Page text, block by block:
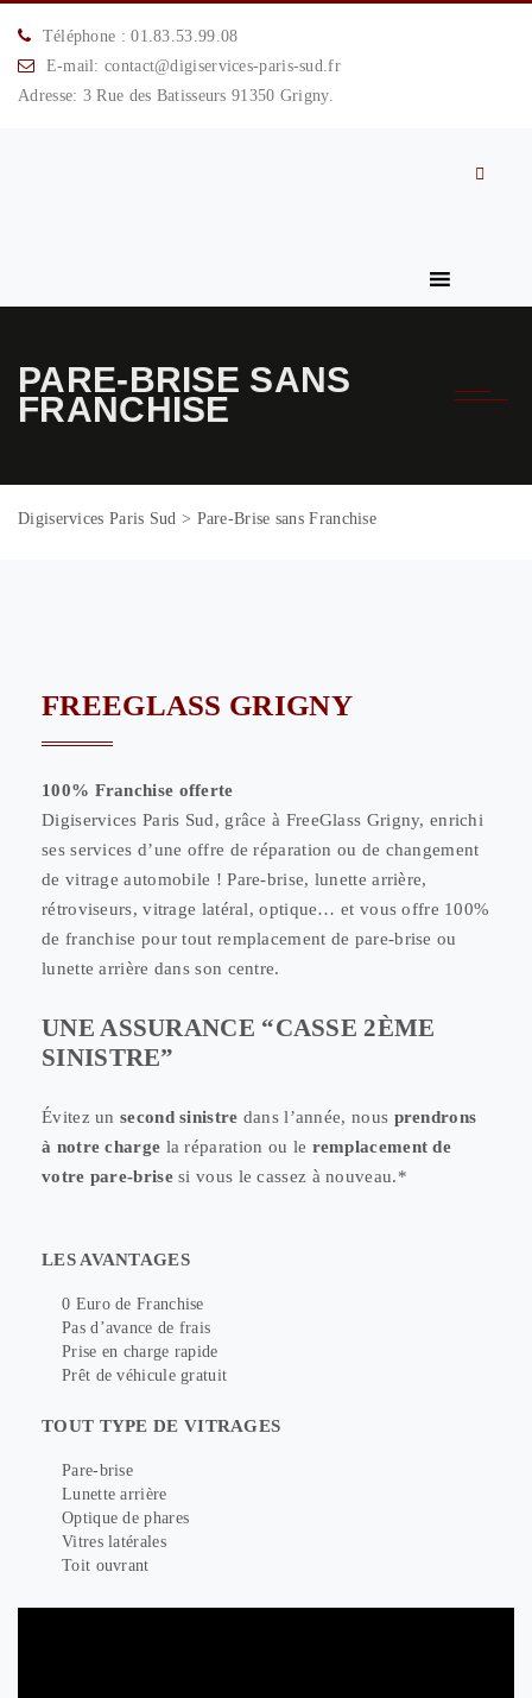
Téléphone : 01.83.53.99.08
E-mail: contact@digiservices-paris-sud.fr
Adresse: 3 Rue des Batisseurs 91350 Grigny.
PARE-BRISE SANS
FRANCHISE
Digiservices Paris Sud > Pare-Brise sans Franchise
FREEGLASS GRIGNY
100% Franchise offerte
Digiservices Paris Sud, grâce à FreeGlass Grigny, enrichi
ses services d’une offre de réparation ou de changement
de vitrage automobile ! Pare-brise, lunette arrière,
rétroviseurs, vitrage latéral, optique… et vous offre 100%
de franchise pour tout remplacement de pare-brise ou
lunette arrière dans son centre.
UNE ASSURANCE “CASSE 2ÈME
SINISTRE”
Évitez un second sinistre dans l’année, nous prendrons
à notre charge la réparation ou le remplacement de
votre pare-brisesi vous le cassez à nouveau.*
LES AVANTAGES
0 Euro de Franchise
Pas d’avance de frais
Prise en charge rapide
Prêt de véhicule gratuit
TOUT TYPE DE VITRAGES
Pare-brise
Lunette arrière
Optique de phares
Vitres latérales
Toit ouvrant